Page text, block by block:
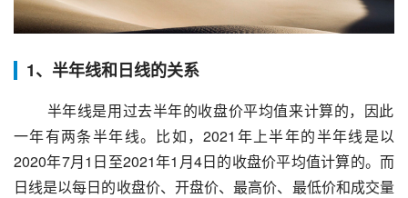
1、半年线和日线的关系
一年有两条半年线。比如，2021年上半年的半年线是以
2020年7月1日至2021年1月4日的收盘价平均值计算的。而
日线是以每日的收盘价、开盘价、最高价、最低价和成交量